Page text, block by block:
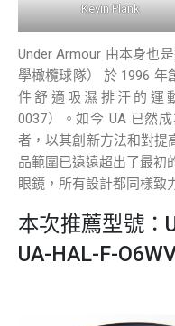
Kevin Plank
Under Armour 由本身也
學橄欖球隊） 於 1996 年
件舒適吸濕排汗的運
0037）。如今 UA 已然
者，以其創新方法和對提
品範圍已遠遠超出了最初
眼鏡，所有設計都同樣致
本次推薦型號：
UA-HAL-F-